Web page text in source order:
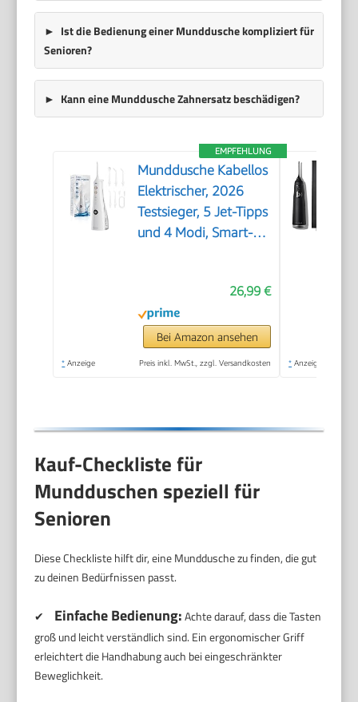
Ist die Bedienung einer Munddusche kompliziert für
Senioren?
Kann eine Munddusche Zahnersatz beschädigen?
EMPFEHLUNG
Munddusche Kabellos
Elektrischer, 2026
Testsieger, 5 Jet-Tipps
und 4 Modi, Smart-
Zwischenräume,
Mundpflege, Großer
Tank, IPX7
Wasserdicht, für
26,99 €
Bei Amazon ansehen
* Anzeige Preis inkl. MwSt., zzgl. Versandkosten * Anzeige
Kauf-Checkliste für
Mundduschen speziell für
Senioren
Diese Checkliste hilft dir, eine Munddusche zu finden, die gut
zu deinen Bedürfnissen passt.
✔ Einfache Bedienung:Achte darauf, dass die Tasten
groß und leicht verständlich sind. Ein ergonomischer Griff
erleichtert die Handhabung auch bei eingeschränkter
Beweglichkeit.